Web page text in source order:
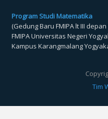
Program Studi Matematika
(Gedung Baru FMIPA lt III
FMIPA Universitas Negeri
Kampus Karangmalang
Tim